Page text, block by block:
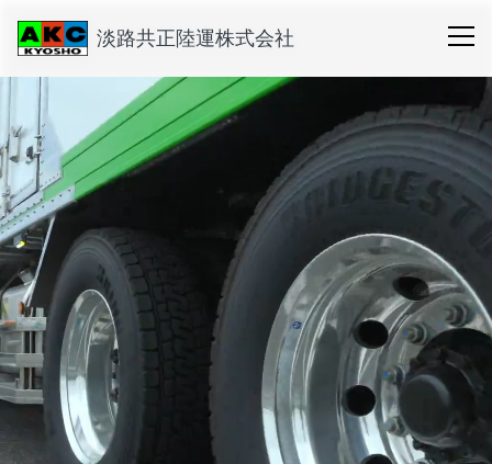
淡路共正陸運株式会社